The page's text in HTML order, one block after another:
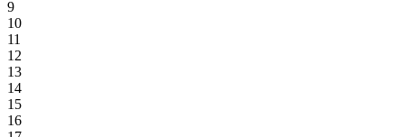
9
10
11
12
13
14
15
16